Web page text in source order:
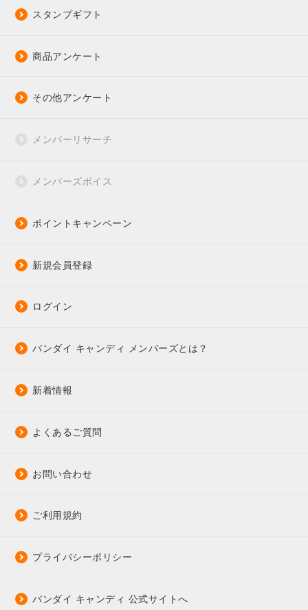
スタンプギフト
商品アンケート
その他アンケート
メンバーリサーチ
メンバーズボイス
ポイントキャンペーン
新規会員登録
ログイン
バンダイ キャンディ メンバーズとは？
新着情報
よくあるご質問
お問い合わせ
ご利用規約
プライバシーポリシー
バンダイ キャンディ 公式サイトへ